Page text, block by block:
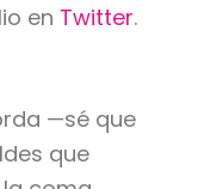
en Twitter.
—sé que
que